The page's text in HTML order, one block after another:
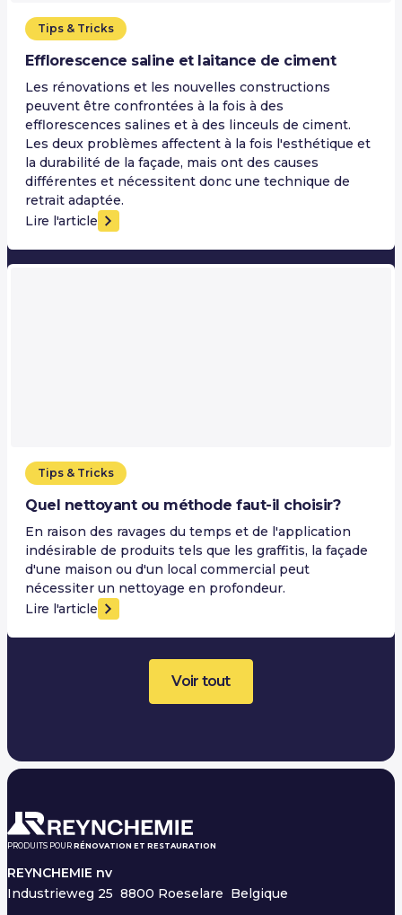
Tips & Tricks
Efflorescence saline et laitance de ciment
Les rénovations et les nouvelles constructions
peuvent être confrontées à la fois à des
efflorescences salines et à des linceuls de ciment.
Les deux problèmes affectent à la fois l'esthétique et
la durabilité de la façade, mais ont des causes
différentes et nécessitent donc une technique de
retrait adaptée.
Lire l'article
Tips & Tricks
Quel nettoyant ou méthode faut-il choisir?
En raison des ravages du temps et de l'application
indésirable de produits tels que les graffitis, la façade
d'une maison ou d'un local commercial peut
nécessiter un nettoyage en profondeur.
Lire l'article
Voir tout
PRODUITS POUR RÉNOVATION ET RESTAURATION
REYNCHEMIE nv
Industrieweg 25 8800 Roeselare Belgique